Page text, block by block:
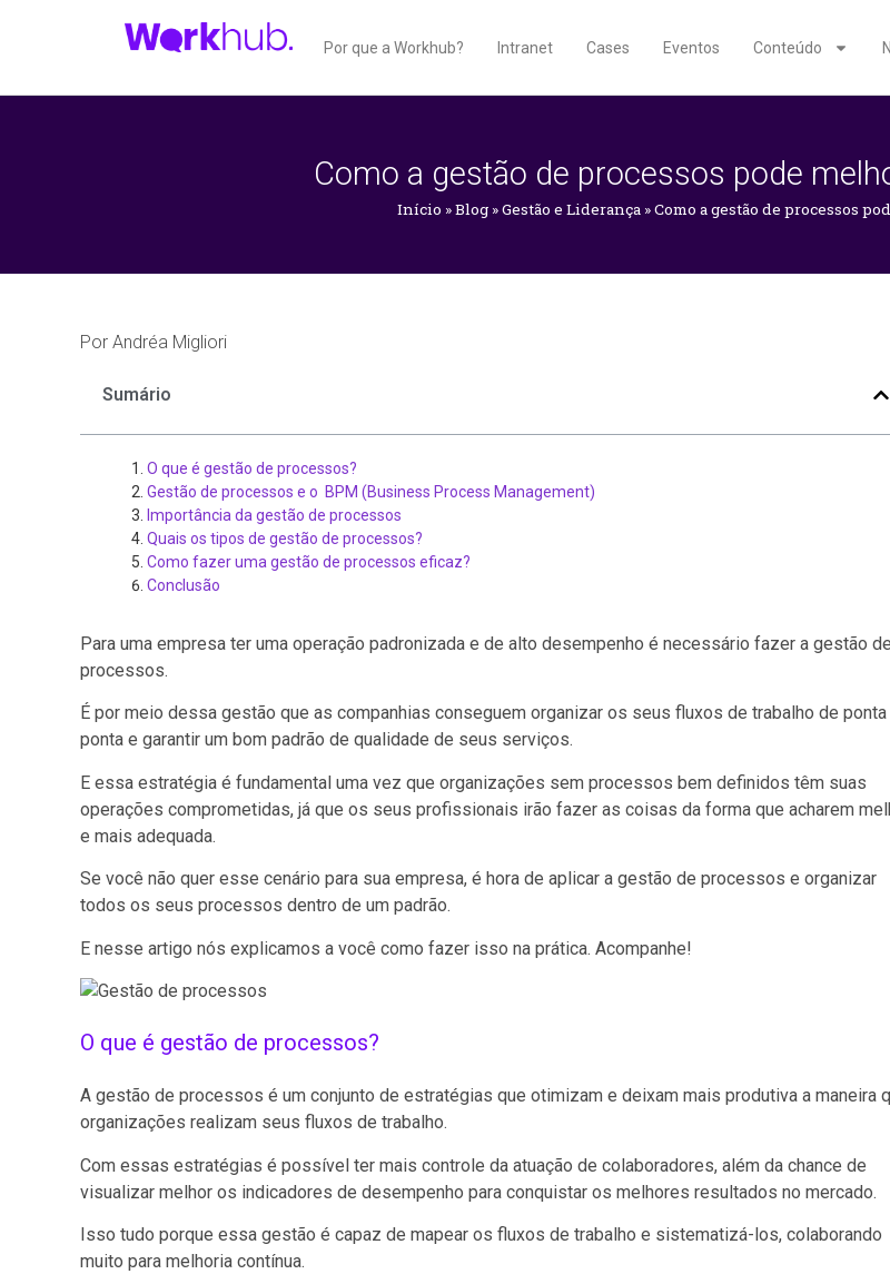
Por que a Workhub? Intranet Cases Eventos Conteúdo
Como a gestão de processos pode
Início »Blog»Gestão e Liderança »Como a gestão de processos
Por Andréa Migliori
Sumário
O que é gestão de processos?
Gestão de processos e o BPM (Business Process Management)
Importância da gestão de processos
Quais os tipos de gestão de processos?
Como fazer uma gestão de processos eficaz?
Conclusão
Para uma empresa ter uma operação padronizada e de alto desempenho é necessário fazer a gestão de
processos.
É por meio dessa gestão que as companhias conseguem organizar os seus fluxos de trabalho de ponta
ponta e garantir um bom padrão de qualidade de seus serviços.
E essa estratégia é fundamental uma vez que organizações sem processos bem definidos têm suas
operações comprometidas, já que os seus profissionais irão fazer as coisas da forma que acharem
e mais adequada.
Se você não quer esse cenário para sua empresa, é hora de aplicar a gestão de processos e organizar
todos os seus processos dentro de um padrão.
E nesse artigo nós explicamos a você como fazer isso na prática. Acompanhe!
O que é gestão de processos?
A gestão de processos é um conjunto de estratégias que otimizam e deixam mais produtiva a maneira
organizações realizam seus fluxos de trabalho.
Com essas estratégias é possível ter mais controle da atuação de colaboradores, além da chance de
visualizar melhor os indicadores de desempenho para conquistar os melhores resultados no mercado.
Isso tudo porque essa gestão é capaz de mapear os fluxos de trabalho e sistematizá-los, colaborando
muito para melhoria contínua.